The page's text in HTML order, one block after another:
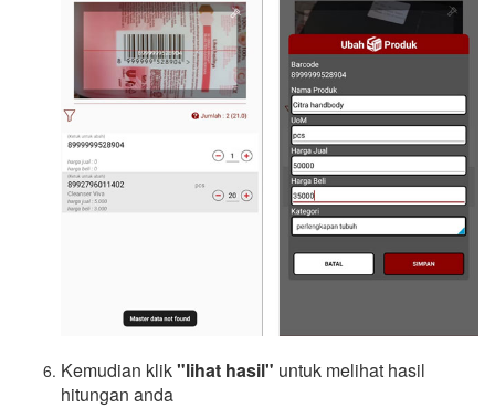
Kemudian klik"lihat hasil" untuk melihat hasil
hitungan anda